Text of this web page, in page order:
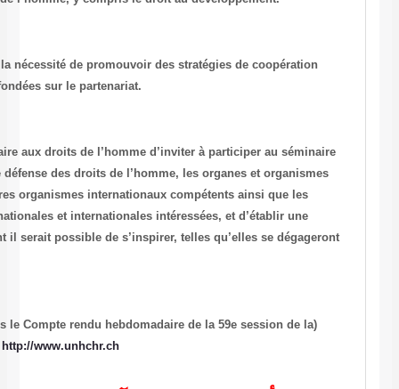
La Commission souligne, à cet égard, la nécessité de promouvoir
internationale pour le développement fondées sur le partenariat.
La Commission prie le Haut Commissaire aux droits de l’homme
les États, les institutions nationales de défense des droits de
compétents des Nations Unies, les autres organismes
organisations non gouvernementales nationales et internationales
compilation des idées et pratiques dont il serait possible de
(Source: M. Abdelwahab Al Hani d’après le Compte rendu
Commission des Droits de l’Homme:
)